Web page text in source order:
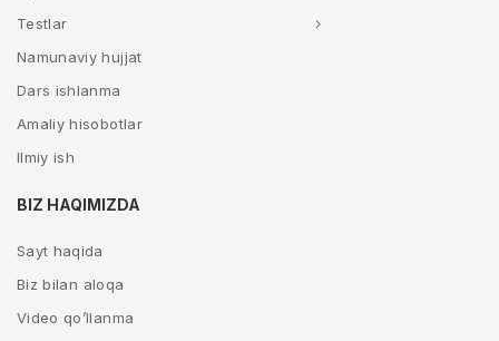
Testlar
Namunaviy hujjat
Dars ishlanma
Amaliy hisobotlar
Ilmiy ish
BIZ HAQIMIZDA
Sayt haqida
Biz bilan aloqa
Video qo’llanma